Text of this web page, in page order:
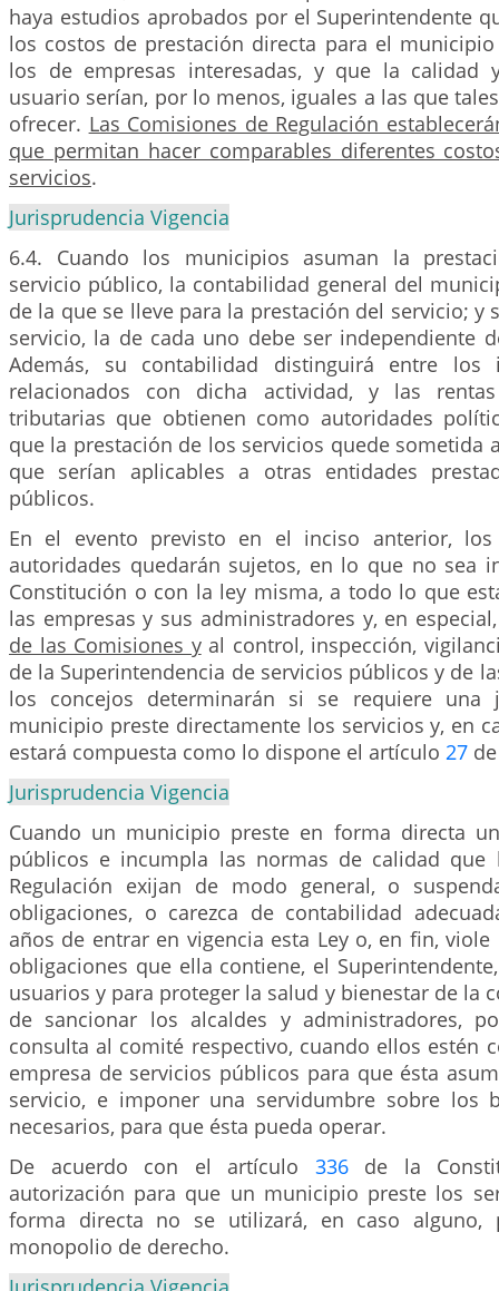
haya estudios aprobados por el Superintendente
los costos de prestación directa para el
los de empresas interesadas, y que la calidad
usuario serían, por lo menos, iguales a las que
ofrecer. Las Comisiones de Regulación
que permitan hacer comparables diferentes
servicios.
Jurisprudencia Vigencia
6.4. Cuando los municipios asuman la
servicio público, la contabilidad general del
de la que se lleve para la prestación del servicio; y
servicio, la de cada uno debe ser independiente
Además, su contabilidad distinguirá entre los
relacionados con dicha actividad, y las
tributarias que obtienen como autoridades
que la prestación de los servicios quede sometida
que serían aplicables a otras entidades
públicos.
En el evento previsto en el inciso anterior,
autoridades quedarán sujetos, en lo que no sea
Constitución o con la ley misma, a todo lo que
las empresas y sus administradores y, en
de las Comisiones yal control, inspección,
de la Superintendencia de servicios públicos y de
los concejos determinarán si se requiere
municipio preste directamente los servicios y, en
estará compuesta como lo dispone el artículo 27
Jurisprudencia Vigencia
Cuando un municipio preste en forma directa
públicos e incumpla las normas de calidad que
Regulación exijan de modo general, o
obligaciones, o carezca de contabilidad
años de entrar en vigencia esta Ley o, en fin,
obligaciones que ella contiene, el
usuarios y para proteger la salud y bienestar de la
de sancionar los alcaldes y administradores,
consulta al comité respectivo, cuando ellos estén
empresa de servicios públicos para que ésta
servicio, e imponer una servidumbre sobre los
necesarios, para que ésta pueda operar.
De acuerdo con el artículo 336de la
autorización para que un municipio preste los
forma directa no se utilizará, en caso alguno,
monopolio de derecho.